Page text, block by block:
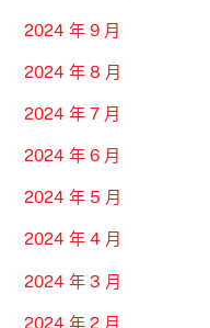
2024 年 9 月
2024 年 8 月
2024 年 7 月
2024 年 6 月
2024 年 5 月
2024 年 4 月
2024 年 3 月
2024 年 2 月